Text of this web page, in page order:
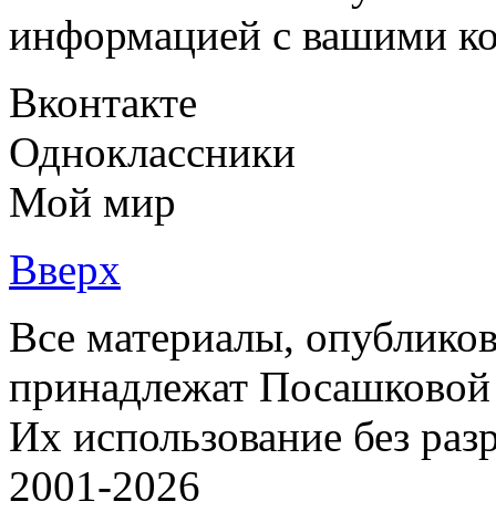
информацией с вашими
Вконтакте
Одноклассники
Мой мир
Вверх
Все материалы,
принадлежат
Их использование без
2001-2026